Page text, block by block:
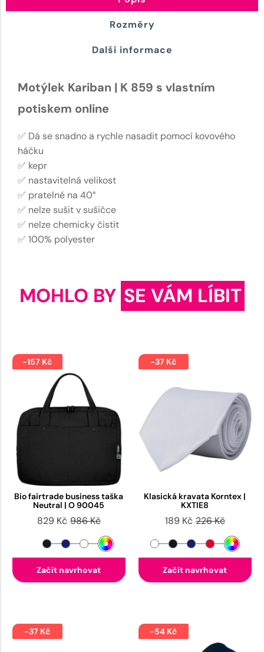
Rozměry
Další informace
Motýlek Kariban | K 859 s vlastním
potiskem online
✅ Dá se snadno a rychle nasadit pomocí kovového
háčku
✅ kepr
✅ nastavitelná velikost
✅ pratelné na 40°
✅ nelze sušit v sušičce
✅ nelze chemicky čistit
✅ 100% polyester
MOHLO BY SE VÁM LÍBIT
-157 Kč
Bio fairtrade business taška
Neutral | O 90045
829 Kč 986 Kč
Začít navrhovat
-37 Kč
Klasická kravata Korntex |
KXTIE8
189 Kč 226 Kč
Začít navrhovat
-37 Kč -54 Kč